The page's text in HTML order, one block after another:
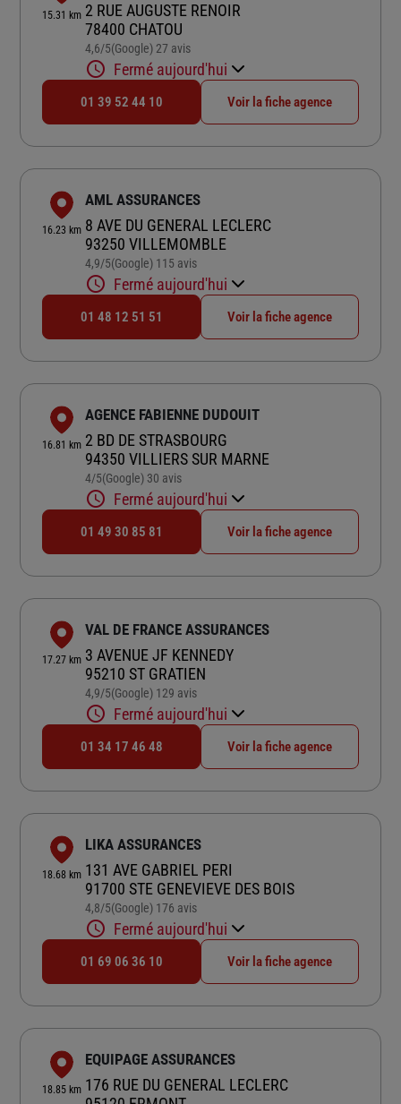
15.31 km 2 RUE AUGUSTE RENOIR
78400 CHATOU
4,6/5Note de 4.6 sur 5
(Google) 27 avis
Fermé aujourd'hui
01 39 52 44 10 Voir la fiche agence
16.23 km
AML ASSURANCES
8 AVE DU GENERAL LECLERC
93250 VILLEMOMBLE
4,9/5Note de 4.9 sur 5
(Google) 115 avis
Fermé aujourd'hui
01 48 12 51 51 Voir la fiche agence
16.81 km
AGENCE FABIENNE DUDOUIT
2 BD DE STRASBOURG
94350 VILLIERS SUR MARNE
4/5Note de 4 sur 5
(Google) 30 avis
Fermé aujourd'hui
01 49 30 85 81 Voir la fiche agence
17.27 km
VAL DE FRANCE ASSURANCES
3 AVENUE JF KENNEDY
95210 ST GRATIEN
4,9/5Note de 4.9 sur 5
(Google) 129 avis
Fermé aujourd'hui
01 34 17 46 48 Voir la fiche agence
18.68 km
LIKA ASSURANCES
131 AVE GABRIEL PERI
91700 STE GENEVIEVE DES BOIS
4,8/5Note de 4.8 sur 5
(Google) 176 avis
Fermé aujourd'hui
01 69 06 36 10 Voir la fiche agence
18.85 km
EQUIPAGE ASSURANCES
176 RUE DU GENERAL LECLERC